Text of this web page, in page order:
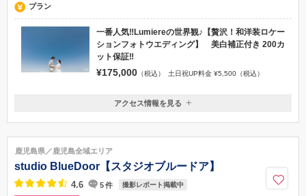
プラン
一番人気‼︎Lumiereの世界観♪【贅沢！和洋装ロケー
ションフォトウエディング】 美白補正付き 200カ
ット保証‼︎
¥175,000 （税込） 土日祝UP料金 ¥5,500（税込）
鹿児島県鹿児島市武一丁目21-39
099-204-0964
アクセス情報を見る
鹿児島県／鹿児島全域エリア
studio BlueDoor【スタジオブルードア】
4.6 5件 撮影レポート掲載中